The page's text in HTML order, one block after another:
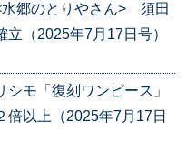
郷のとりやさん> 須田
（2025年7月17日号）
シモ「復刻ワンピース」
倍以上（2025年7月17日